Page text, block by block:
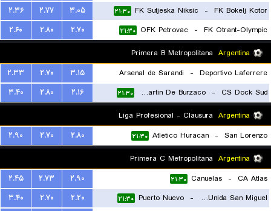
FK Bokelj Kotor
-
FK Sutjeska Niksic ۲۱:۳۰ ۳.۰۵ ۲.۷۷
۲.۳۶
FK Otrant-Olympic
-
OFK Petrovac ۲۱:۳۰ ۲.۷۰ ۲.۸۰
۲.۶۰
Argentina
Deportivo Laferrere
-
Arsenal de Sarandi
۲۱:۳۰
۳.۱۵ ۲.۷۰
۲.۳۳
CS Dock Sud
-
San Martin De Burzaco ۲۱:۳۰ ۲.۱۶ ۲.۸۰
۳.۴۰
Argentina
San Lorenzo
-
Atletico Huracan ۲۱:۳۰ ۲.۸۰ ۲.۷۰
۲.۹۰
Argentina
CA Atlas
-
Canuelas ۲۱:۳۰ ۲.۹۰ ۲.۷۳
۲.۴۵
Juventud Unida San Miguel
-
Puerto Nuevo ۲۱:۳۰ ۲.۲۰ ۲.۷۰
۳.۴۰